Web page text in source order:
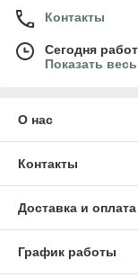
Контакты
Сегодня
Показать
О нас
Контакты
Доставка и оплата
График работы